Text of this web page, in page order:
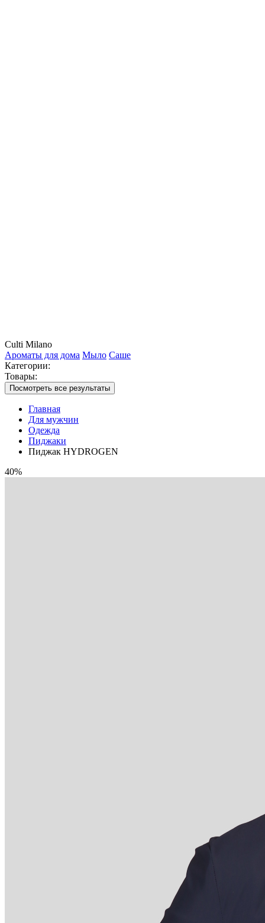
Culti Milano
Ароматы для дома Мыло Саше
Категории:
Товары:
Посмотреть все результаты
Главная
Для мужчин
Одежда
Пиджаки
Пиджак HYDROGEN
40%